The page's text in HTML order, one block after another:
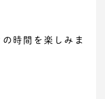
時間を楽しみま